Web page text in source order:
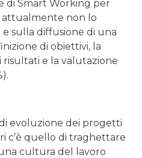
di Smart Working per
attualmente non lo
e sulla diffusione di una
di obiettivi, la
risultati e la valutazione
evoluzione dei progetti
c’è quello di traghettare
cultura del lavoro